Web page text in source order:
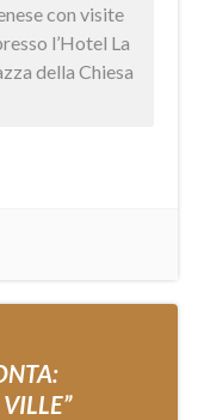
con visite
l’Hotel La
della Chiesa